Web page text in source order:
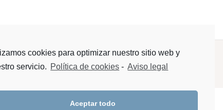
cookies para optimizar nuestro sitio web y
servicio. Política de cookies - Aviso legal
Aceptar todo